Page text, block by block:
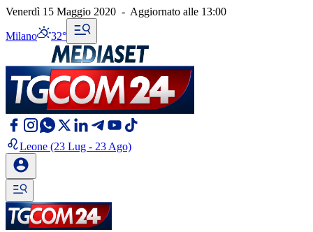
Venerdì 15 Maggio 2020 - Aggiornato alle 13:00
Milano 32°
Leone (23 Lug - 23 Ago)